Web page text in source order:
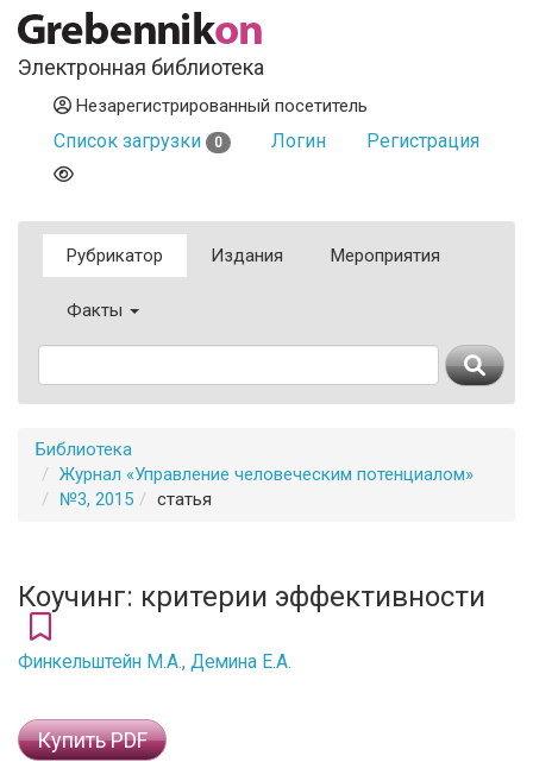
Электронная библиотека
Незарегистрированный посетитель
Список загрузки 0 Логин Регистрация
Рубрикатор Издания Мероприятия
Факты
Библиотека
Журнал «Управление человеческим потенциалом»
№3, 2015
статья
Коучинг: критерии эффективности
Финкельштейн М.А., Демина Е.А.
Купить PDF